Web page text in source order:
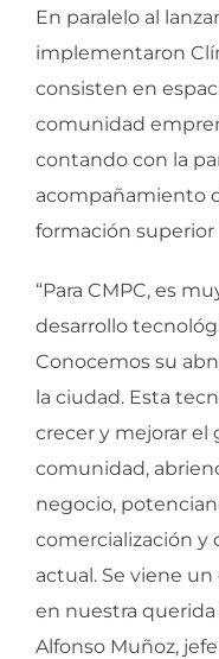
En paralelo al
implementaron
consisten en
comunidad
contando con la
acompañamiento
formación superior
“Para CMPC, es
desarrollo
Conocemos su
la ciudad. Esta
crecer y mejorar el
comunidad,
negocio,
comercialización y
actual. Se viene
en nuestra querida
Alfonso Muñoz,